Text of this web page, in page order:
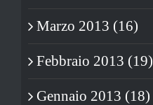
Marzo 2013 (16)
Febbraio 2013 (19)
Gennaio 2013 (18)